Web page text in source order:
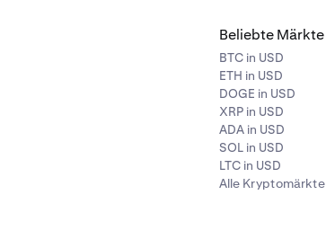
Beliebte Märkte
BTC in USD
ETH in USD
DOGE in USD
XRP in USD
ADA in USD
SOL in USD
LTC in USD
Alle Kryptomärkte